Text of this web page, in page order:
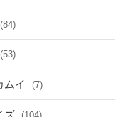
(84)
(53)
ムイ (7)